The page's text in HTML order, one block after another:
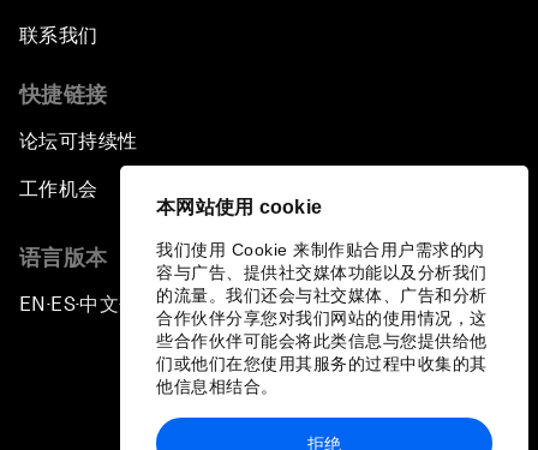
本网站使用 cookie
我们使用 Cookie 来制作贴合用户需求的内
容与广告、提供社交媒体功能以及分析我们
的流量。我们还会与社交媒体、广告和分析
合作伙伴分享您对我们网站的使用情况，这
些合作伙伴可能会将此类信息与您提供给他
们或他们在您使用其服务的过程中收集的其
他信息相结合。
拒绝
联系我们
快捷链接
论坛可持续性
工作机会
语言版本
EN ▪ES▪中文▪ 日本語